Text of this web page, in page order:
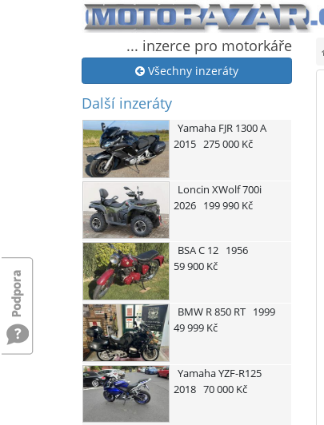
... inzerce pro motorkáře
Všechny inzeráty
Další inzeráty
YamahaFJR 1300 A
2015 275 000 Kč
Loncin XWolf 700i
2026 199 990 Kč
BSAC 12 1956
59 900 Kč
BMWR 850 RT 1999
49 999 Kč
YamahaYZF-R125
2018 70 000 Kč